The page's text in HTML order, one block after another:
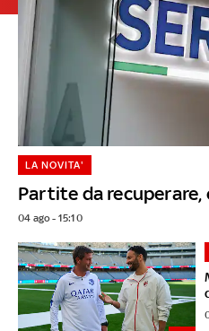
Partite da recuperare,
LA NOVITA'
04 ago - 15:10